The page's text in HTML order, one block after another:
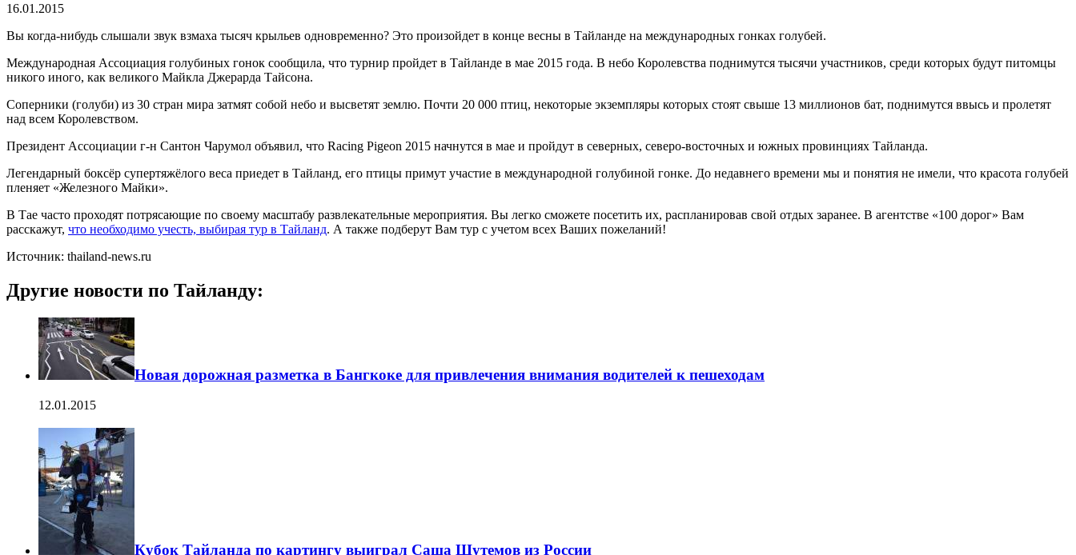
16.01.2015
Вы когда-нибудь слышали звук взмаха тысяч крыльев одновременно? Это произойдет в конце весны в Тайланде на международных гонках голубей.
Международная Ассоциация голубиных гонок сообщила, что турнир пройдет в Тайланде в мае 2015 года. В небо Королевства поднимутся тысячи участников, среди которых будут питомцы
никого иного, как великого Майкла Джерарда Тайсона.
Соперники (голуби) из 30 стран мира затмят собой небо и высветят землю. Почти 20 000 птиц, некоторые экземпляры которых стоят свыше 13 миллионов бат, поднимутся ввысь и пролетят
над всем Королевством.
Президент Ассоциации г-н Сантон Чарумол объявил, что Racing Pigeon 2015 начнутся в мае и пройдут в северных, северо-восточных и южных провинциях Тайланда.
Легендарный боксёр супертяжёлого веса приедет в Тайланд, его птицы примут участие в международной голубиной гонке. До недавнего времени мы и понятия не имели, что красота голубей
пленяет «Железного Майки».
В Тае часто проходят потрясающие по своему масштабу развлекательные мероприятия. Вы легко сможете посетить их, распланировав свой отдых заранее. В агентстве «100 дорог» Вам
расскажут, что необходимо учесть, выбирая тур в Тайланд. А также подберут Вам тур с учетом всех Ваших пожеланий!
Источник: thailand-news.ru
Другие новости по Тайланду:
Новая дорожная разметка в Бангкоке для привлечения внимания водителей к пешеходам
12.01.2015
Кубок Тайланда по картингу выиграл Саша Шутемов из России